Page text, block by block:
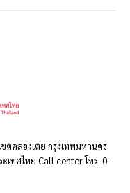
ตคลองเตย กรุงเทพมหานคร
ทศไทย Call center โทร. 0-